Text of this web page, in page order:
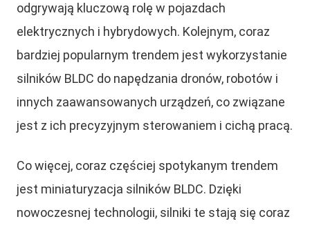
odgrywają kluczową rolę w pojazdach
elektrycznych i hybrydowych. Kolejnym, coraz
bardziej popularnym trendem jest wykorzystanie
silników BLDC do napędzania dronów, robotów i
innych zaawansowanych urządzeń, co związane
jest z ich precyzyjnym sterowaniem i cichą pracą.
Co więcej, coraz częściej spotykanym trendem
jest miniaturyzacja silników BLDC. Dzięki
nowoczesnej technologii, silniki te stają się coraz